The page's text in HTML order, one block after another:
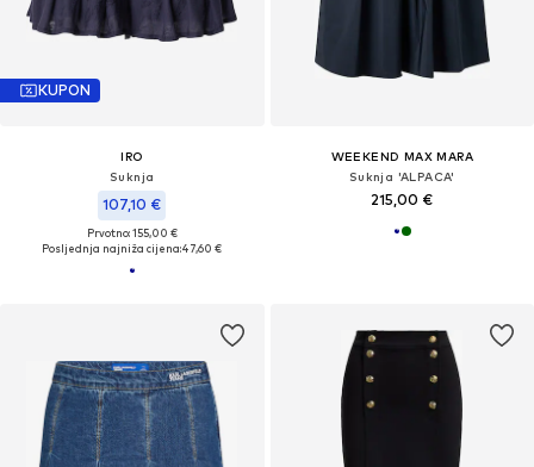
KUPON
IRO
Suknja
107,10 €
Prvotno: 155,00 €
Posljednja najniža cijena:47,60 €
WEEKEND MAX MARA
Suknja 'ALPACA'
215,00 €